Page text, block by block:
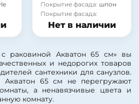
Покрытие фасада: шпон
Покрытие фасада:
ламинат
Нет в наличии
раковиной Акватон 65 см» вы
и недорогих товаров
сантехники для санузлов.
Акватон 65 см не перегружают
а ненавязчивые цвета и
комнату.